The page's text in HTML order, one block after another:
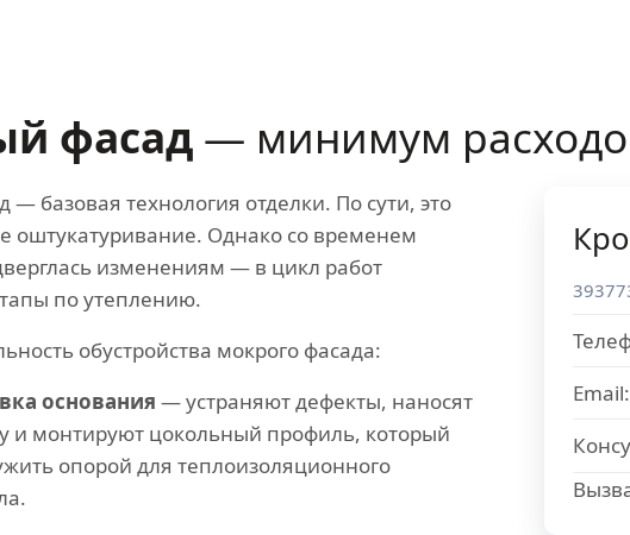
фасад — минимум
базовая технология отделки. По сути, это
оштукатуривание. Однако со временем
изменениям — в цикл работ
по утеплению.
обустройства мокрого фасада:
основания — устраняют дефекты, наносят
и монтируют цокольный профиль, который
опорой для теплоизоляционного
Email: